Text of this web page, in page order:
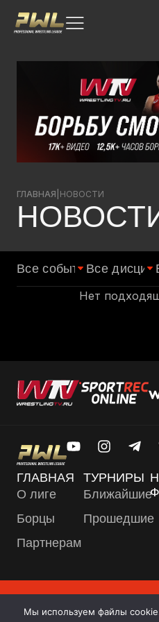
ГЛАВНАЯ НОВОСТИ
Нет
ГЛАВНАЯ
О лиге
Борцы
Партнерам
ТУРНИРЫ
Ближайшие
Прошедшие
© 2025 PWL, All Rights Reserved
Мы используем файлы